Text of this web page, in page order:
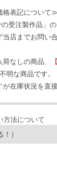
格表記について≫
受注製作品」
店までお問い
なしの商品、
明な商品です。
在庫状況を直
）